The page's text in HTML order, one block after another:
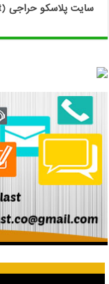
سایت پلاسکو حراجی (Price List) + پاسخ به سوالات متداول